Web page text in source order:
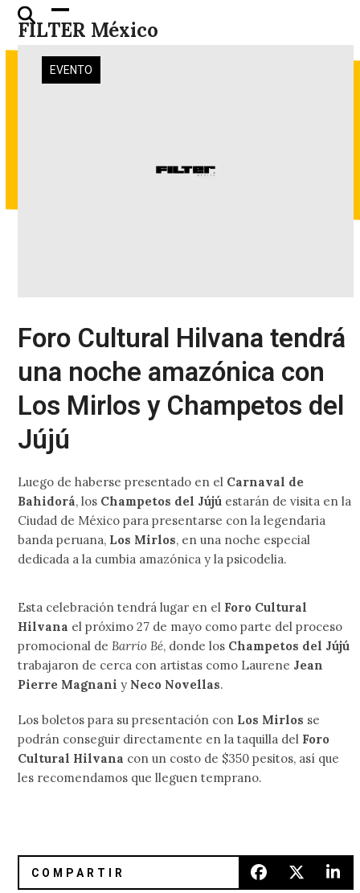
Skip
content
FILTER México
Open
mobile
menu
Close
mobile
menu
EVENTO
Foro Cultural Hilvana tendrá
una noche amazónica con
Los Mirlos y Champetos del
Jújú
Luego de haberse presentado en el Carnaval de
Bahidorá, los Champetos del Jújú estarán de visita en la
Ciudad de México para presentarse con la legendaria
banda peruana, Los Mirlos, en una noche especial
dedicada a la cumbia amazónica y la psicodelia.
Esta celebración tendrá lugar en el Foro Cultural
Hilvana el próximo 27 de mayo como parte del proceso
promocional de Barrio Bé, donde los Champetos del Jújú
trabajaron de cerca con artistas como Laurene Jean
Pierre Magnani y Neco Novellas.
Los boletos para su presentación con Los Mirlos se
podrán conseguir directamente en la taquilla del Foro
Cultural Hilvana con un costo de $350 pesitos, así que
les recomendamos que lleguen temprano.